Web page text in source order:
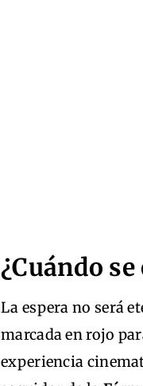
¿Cuándo se
La espera no será
marcada en rojo
experiencia